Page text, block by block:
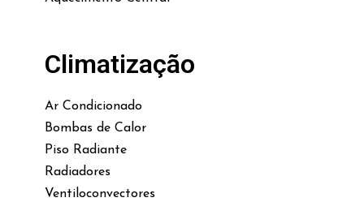
Climatização
Ar Condicionado
Bombas de Calor
Piso Radiante
Radiadores
Ventiloconvectores